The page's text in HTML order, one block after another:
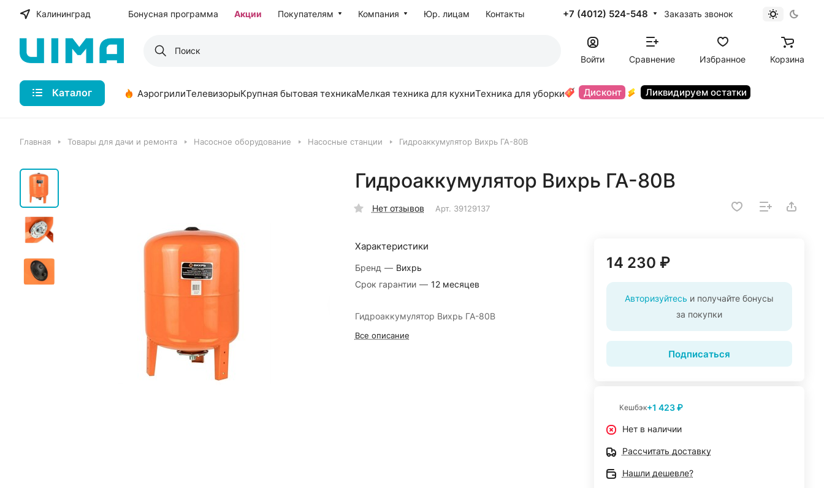
Калининград Бонусная программа Акции Покупателям Компания Юр. лицам Контакты +7 (4012) 524-548 Заказать звонок
Войти Сравнение Избранное Корзина
Каталог АэрогрилиТелевизорыКрупная бытовая техникаМелкая техника для кухниТехника для уборки Дисконт Ликвидируем остатки
Главная Товары для дачи и ремонта Насосное оборудование Насосные станции Гидроаккумулятор Вихрь ГА-80В
Гидроаккумулятор Вихрь ГА-80В
Нет отзывов Арт. 39129137
Характеристики
Бренд — Вихрь
Срок гарантии — 12 месяцев
Гидроаккумулятор Вихрь ГА-80В
Все описание
14 230 ₽
Авторизуйтесь и получайте бонусы
за покупки
Подписаться
Кешбэк+1 423 ₽
Нет в наличии
Рассчитать доставку
Нашли дешевле?